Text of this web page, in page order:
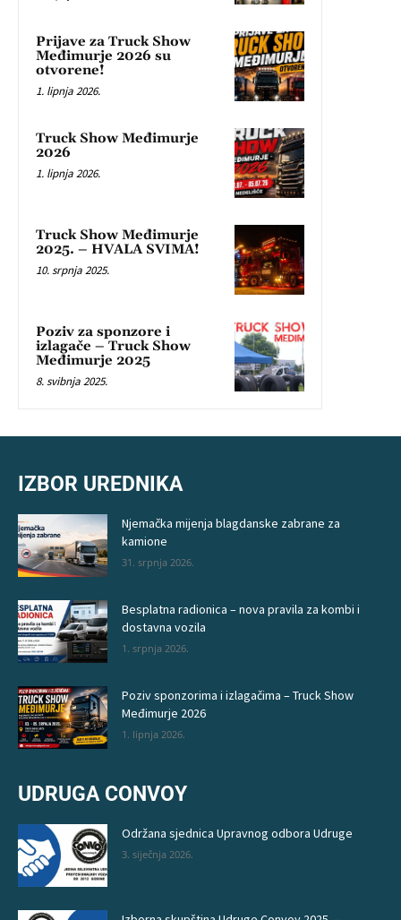
Prijave za Truck Show
Međimurje 2026 su
otvorene!
1. lipnja 2026.
Truck Show Međimurje
2026
1. lipnja 2026.
Truck Show Međimurje
2025. – HVALA SVIMA!
10. srpnja 2025.
Poziv za sponzore i
izlagače – Truck Show
Međimurje 2025
8. svibnja 2025.
IZBOR UREDNIKA
Njemačka mijenja blagdanske zabrane za
kamione
31. srpnja 2026.
Besplatna radionica – nova pravila za kombi i
dostavna vozila
1. srpnja 2026.
Poziv sponzorima i izlagačima – Truck Show
Međimurje 2026
1. lipnja 2026.
UDRUGA CONVOY
Održana sjednica Upravnog odbora Udruge
3. siječnja 2026.